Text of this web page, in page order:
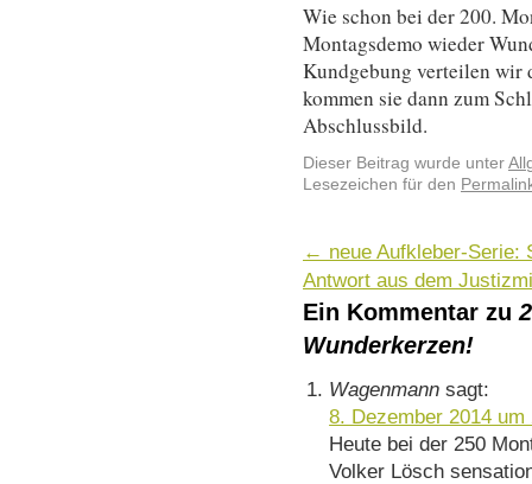
Wie schon bei der 200.
Montagsdemo wieder
Kundgebung verteilen wir
kommen sie dann zum
Abschlussbild.
Dieser Beitrag wurde unter
Lesezeichen für den
← neue Aufkleber-Serie:
Antwort aus dem
Ein Kommentar zu
Wunderkerzen!
Wagenmann sagt:
8. Dezember 2014 um
Heute bei der 250
Volker Lösch